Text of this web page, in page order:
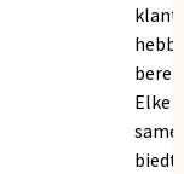
Elke
biedt